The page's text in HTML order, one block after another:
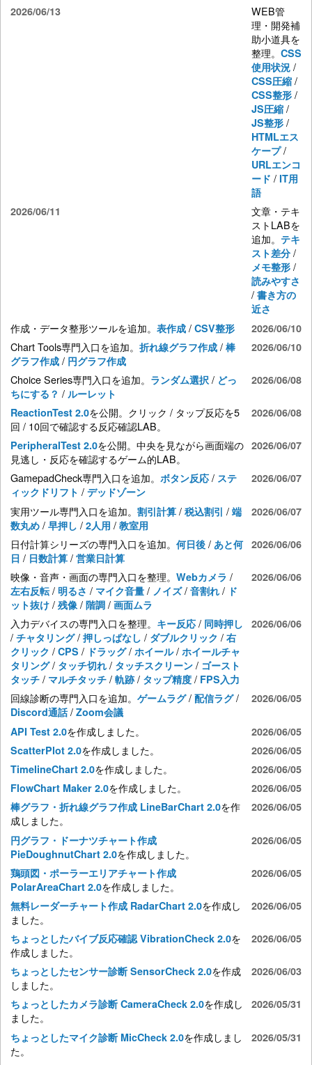
2026/06/13
WEB管
理・開発補
助小道具を
整理。CSS
使用状況 /
CSS圧縮 /
CSS整形 /
JS圧縮 /
JS整形 /
HTMLエス
ケープ/
URLエンコ
ード / IT用
語
2026/06/11
文章・テキ
ストLABを
追加。 テキ
スト差分/
メモ整形 /
読みやすさ
/書き方の
近さ
作成・データ整形ツールを追加。 表作成/ CSV整形 2026/06/10
Chart Tools専門入口を追加。 折れ線グラフ作成/ 棒
グラフ作成/ 円グラフ作成
2026/06/10
Choice Series専門入口を追加。 ランダム選択 / どっ
ちにする？ / ルーレット
2026/06/08
ReactionTest 2.0を公開。クリック / タップ反応を5
回 / 10回で確認する反応確認LAB。
2026/06/08
PeripheralTest 2.0を公開。中央を見ながら画面端の
見逃し・反応を確認するゲーム的LAB。
2026/06/07
GamepadCheck専門入口を追加。 ボタン反応/ ステ
ィックドリフト / デッドゾーン
2026/06/07
実用ツール専門入口を追加。 割引計算/ 税込割引 / 端
数丸め/ 早押し / 2人用 / 教室用
2026/06/07
日付計算シリーズの専門入口を追加。 何日後/ あと何
日 / 日数計算/ 営業日計算
2026/06/06
映像・音声・画面の専門入口を整理。 Webカメラ /
左右反転/ 明るさ / マイク音量/ ノイズ/ 音割れ/ ド
ット抜け/ 残像 / 階調/ 画面ムラ
2026/06/06
入力デバイスの専門入口を整理。 キー反応/ 同時押し
/ チャタリング/ 押しっぱなし / ダブルクリック / 右
クリック / CPS / ドラッグ/ ホイール/ ホイールチャ
タリング/ タッチ切れ/ タッチスクリーン/ ゴースト
タッチ/ マルチタッチ/ 軌跡/ タップ精度/ FPS入力
2026/06/06
回線診断の専門入口を追加。 ゲームラグ/ 配信ラグ/
Discord通話/ Zoom会議
2026/06/05
API Test 2.0を作成しました。
2026/06/05
ScatterPlot 2.0を作成しました。
2026/06/05
TimelineChart 2.0を作成しました。
2026/06/05
FlowChart Maker 2.0を作成しました。
2026/06/05
棒グラフ・折れ線グラフ作成 LineBarChart 2.0を作
成しました。
2026/06/05
円グラフ・ドーナツチャート作成
PieDoughnutChart 2.0を作成しました。
2026/06/05
鶏頭図・ポーラーエリアチャート作成
PolarAreaChart 2.0を作成しました。
2026/06/05
無料レーダーチャート作成 RadarChart 2.0を作成し
ました。
2026/06/05
ちょっとしたバイブ反応確認 VibrationCheck 2.0を
作成しました。
2026/06/05
ちょっとしたセンサー診断 SensorCheck 2.0を作成
しました。
2026/06/03
ちょっとしたカメラ診断 CameraCheck 2.0を作成し
ました。
2026/05/31
ちょっとしたマイク診断 MicCheck 2.0を作成しまし
た。
2026/05/31